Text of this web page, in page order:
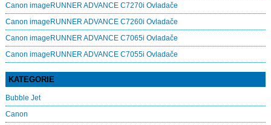
Canon imageRUNNER ADVANCE C7270i Ovladače
Canon imageRUNNER ADVANCE C7260i Ovladače
Canon imageRUNNER ADVANCE C7065i Ovladače
Canon imageRUNNER ADVANCE C7055i Ovladače
KATEGORIE
Bubble Jet
Canon